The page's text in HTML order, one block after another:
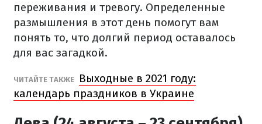
переживания и тревогу. Определенные
размышления в этот день помогут вам
понять то, что долгий период оставалось
для вас загадкой.
ЧИТАЙТЕ ТАКЖЕ
Выходные в 2021 году:
календарь праздников в Украине